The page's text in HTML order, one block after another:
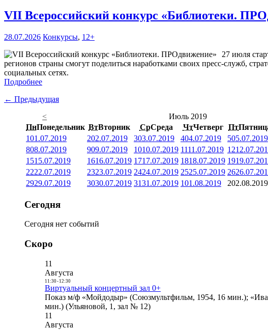
VII Всероссийский конкурс «Библиотеки.
28.07.2026 Конкурсы, 12+
27 июля
регионов страны смогут поделиться наработками своих пресс-служб,
социальных сетях.
Подробнее
← Предыдущая
<
Июль 2019
ПнПонедельник ВтВторник СрСреда ЧтЧетверг Пт
101.07.2019 202.07.2019 303.07.2019 404.07.2019 505.07.2019
808.07.2019 909.07.2019 1010.07.2019 1111.07.2019 12
1515.07.2019 1616.07.2019 1717.07.2019 1818.07.2019 19
2222.07.2019 2323.07.2019 2424.07.2019 2525.07.2019 26
2929.07.2019 3030.07.2019 3131.07.2019 101.08.2019 202.08.2019
Сегодня
Сегодня нет событий
Скоро
11
Августа
11:30- 12:30
Виртуальный концертный зал 0+
Показ м/ф «Мойдодыр» (Союзмультфильм, 1954, 16 мин.);
мин.) (Ульяновой, 1, зал № 12)
11
Августа